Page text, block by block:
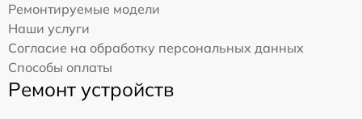
Ремонтируемые модели
Наши услуги
Согласие на обработку персональных данных
Способы оплаты
Ремонт устройств